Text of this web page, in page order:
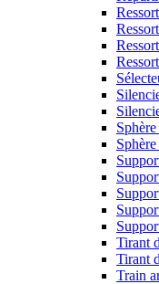
Tirant
Tirant
Train